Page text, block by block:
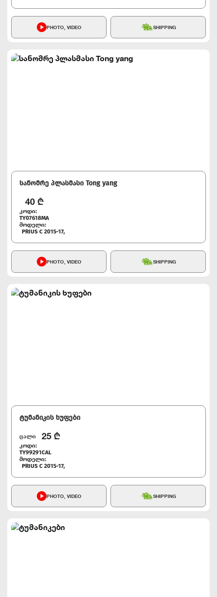
PHOTO, VIDEO SHIPPING
სანომრე პლასმასი Tong yang
40 ₾
კოდი:
TY07618MA
მოდელი:
PRIUS C 2015-17,
PHOTO, VIDEO SHIPPING
ტუმანიკის ხუფები
ცალი 25 ₾
კოდი:
TY99291CAL
მოდელი:
PRIUS C 2015-17,
PHOTO, VIDEO SHIPPING